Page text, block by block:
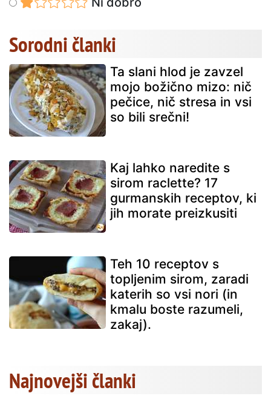
Sorodni članki
Ta slani hlod je zavzel
mojo božično mizo: nič
pečice, nič stresa in vsi
so bili srečni!
Kaj lahko naredite s
sirom raclette? 17
gurmanskih receptov, ki
jih morate preizkusiti
Teh 10 receptov s
topljenim sirom, zaradi
katerih so vsi nori (in
kmalu boste razumeli,
zakaj).
Najnovejši članki